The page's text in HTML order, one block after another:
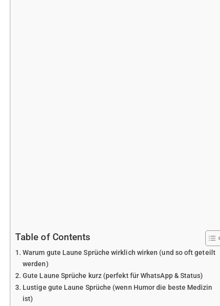
Table of Contents
Warum gute Laune Sprüche wirklich wirken (und so oft geteilt
werden)
Gute Laune Sprüche kurz (perfekt für WhatsApp & Status)
Lustige gute Laune Sprüche (wenn Humor die beste Medizin
ist)